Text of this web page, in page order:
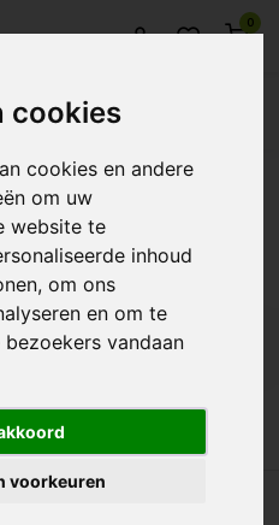
cookies
cookies en andere
om uw
website te
inhoud
om ons
en om te
vandaan
voorkeuren
0
Best customer service
toevoeging